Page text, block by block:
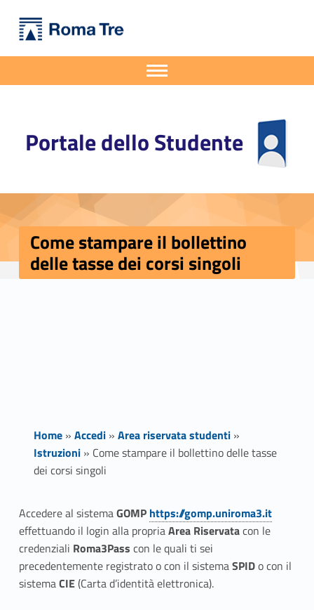
Come stampare il bollettino delle tasse dei corsi singoli - Portale dello Studente
Portale dello Studente
Apri il menu secondario
Header info sidebar
Come stampare il bollettino
delle tasse dei corsi singoli
Home» Accedi» Area riservata studenti»
Istruzioni» Come stampare il bollettino delle tasse
dei corsi singoli
C
o
m
Accedere al sistemaGOMP https://gomp.uniroma3.it
effettuando il login alla propriaArea Riservatacon le
credenziali Roma3Pass con le quali ti sei
precedentemente registrato o con il sistemaSPIDo con il
sistemaCIE(Carta d’identità elettronica).